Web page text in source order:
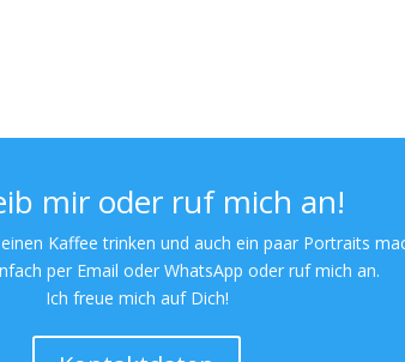
mir oder ruf mich an!
Kaffee trinken und auch ein paar Portraits
per Email oder WhatsApp oder ruf mich an.
Ich freue mich auf Dich!